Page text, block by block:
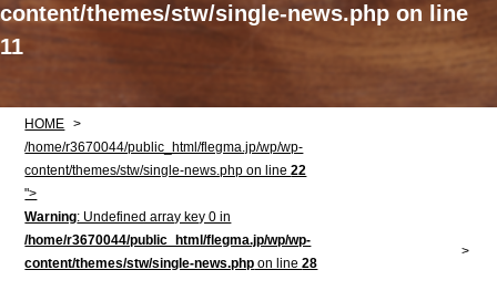
content/themes/stw/single-news.phpon line
11
HOME
/home/r3670044/public_html/flegma.jp/wp/wp-
content/themes/stw/single-news.php on line22
">
Warning: Undefined array key 0 in
/home/r3670044/public_html/flegma.jp/wp/wp-
content/themes/stw/single-news.php on line28